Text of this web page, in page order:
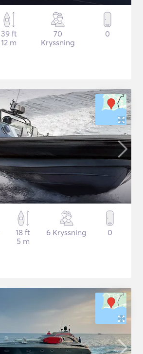
39 ft
12 m
70
Kryssning
0
18 ft
5 m
6 Kryssning 0